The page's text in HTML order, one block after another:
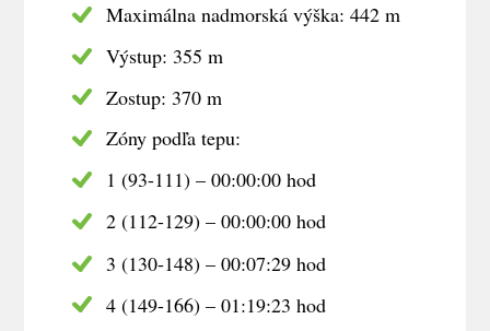
Maximálna nadmorská výška: 442 m
Výstup: 355 m
Zostup: 370 m
Zóny podľa tepu:
1 (93-111) – 00:00:00 hod
2 (112-129) – 00:00:00 hod
3 (130-148) – 00:07:29 hod
4 (149-166) – 01:19:23 hod